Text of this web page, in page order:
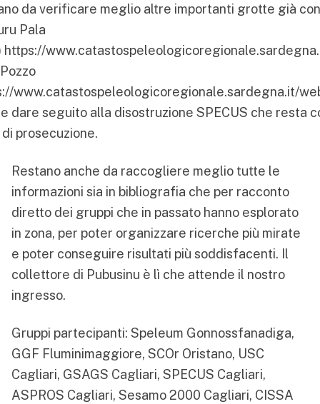
da verificare meglio altre importanti grotte già
Pala
https://
www.catastospeleologicoregionale.sardegna.it/
dare seguito alla disostruzione SPECUS che resta
prosecuzione.
Restano anche da raccogliere meglio tutte le
informazioni sia in bibliografia che per racconto
diretto dei gruppi che in passato hanno esplorato
in zona, per poter organizzare ricerche più mirate
e poter conseguire risultati più soddisfacenti. Il
collettore di Pubusinu è lì che attende il nostro
ingresso.
Gruppi partecipanti: Speleum Gonnossfanadiga,
GGF Fluminimaggiore, SCOr Oristano, USC
Cagliari, GSAGS Cagliari, SPECUS Cagliari,
ASPROS Cagliari, Sesamo 2000 Cagliari, CISSA